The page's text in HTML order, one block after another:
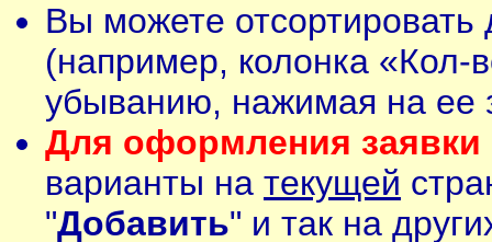
Вы можете
(например, колонка «Кол-
убыванию, нажимая на ее
Для оформления заявки
варианты на текущей
"Добавить" и так на